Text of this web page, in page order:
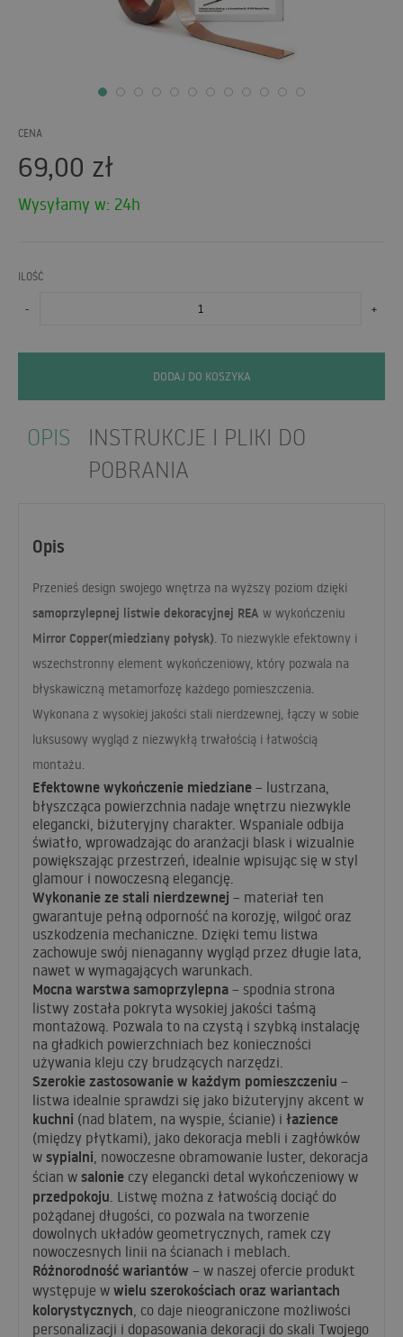
CENA
69,00 zł
Wysyłamy w: 24h
ILOŚĆ
- +
DODAJ DO KOSZYKA
OPIS
INSTRUKCJE I PLIKI DO
POBRANIA
Opis
Przenieś design swojego wnętrza na wyższy poziom dzięki
samoprzylepnej listwie dekoracyjnej REA w wykończeniu
Mirror Copper(miedziany połysk). To niezwykle efektowny i
wszechstronny element wykończeniowy, który pozwala na
błyskawiczną metamorfozę każdego pomieszczenia.
Wykonana z wysokiej jakości stali nierdzewnej, łączy w sobie
luksusowy wygląd z niezwykłą trwałością i łatwością
montażu.
Efektowne wykończenie miedziane – lustrzana,
błyszcząca powierzchnia nadaje wnętrzu niezwykle
elegancki, biżuteryjny charakter. Wspaniale odbija
światło, wprowadzając do aranżacji blask i wizualnie
powiększając przestrzeń, idealnie wpisując się w styl
glamour i nowoczesną elegancję.
Wykonanie ze stali nierdzewnej – materiał ten
gwarantuje pełną odporność na korozję, wilgoć oraz
uszkodzenia mechaniczne. Dzięki temu listwa
zachowuje swój nienaganny wygląd przez długie lata,
nawet w wymagających warunkach.
Mocna warstwa samoprzylepna – spodnia strona
listwy została pokryta wysokiej jakości taśmą
montażową. Pozwala to na czystą i szybką instalację
na gładkich powierzchniach bez konieczności
używania kleju czy brudzących narzędzi.
Szerokie zastosowanie w każdym pomieszczeniu –
listwa idealnie sprawdzi się jako biżuteryjny akcent w
kuchni (nad blatem, na wyspie, ścianie) i łazience
(między płytkami), jako dekoracja mebli i zagłówków
w sypialni , nowoczesne obramowanie luster, dekoracja
ścian w salonie czy elegancki detal wykończeniowy w
przedpokoju . Listwę można z łatwością dociąć do
pożądanej długości, co pozwala na tworzenie
dowolnych układów geometrycznych, ramek czy
nowoczesnych linii na ścianach i meblach.
Różnorodność wariantów – w naszej ofercie produkt
występuje w wielu szerokościach oraz wariantach
kolorystycznych , co daje nieograniczone możliwości
personalizacji i dopasowania dekoracji do skali Twojego